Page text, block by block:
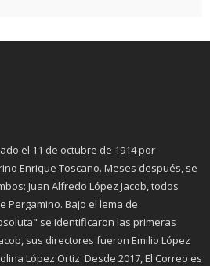
el 11 de octubre de 1914 por
Enrique Toscano. Meses después, se
Juan Alfredo López Jacob, todos
Pergamino. Bajo el lema de
se identificaron las primeras
sus directores fueron Emilio López
López Ortiz. Desde 2017, El Correo es